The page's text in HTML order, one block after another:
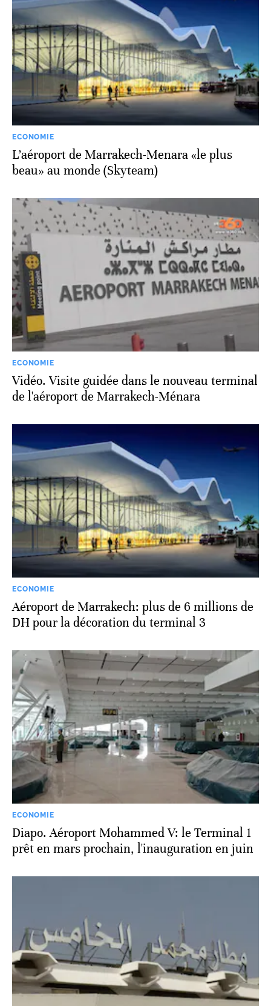
ECONOMIE
L’aéroport de Marrakech-Menara «le plus
beau» au monde (Skyteam)
ECONOMIE
Vidéo. Visite guidée dans le nouveau terminal
de l'aéroport de Marrakech-Ménara
ECONOMIE
Aéroport de Marrakech: plus de 6 millions de
DH pour la décoration du terminal 3
ECONOMIE
Diapo. Aéroport Mohammed V: le Terminal 1
prêt en mars prochain, l'inauguration en juin